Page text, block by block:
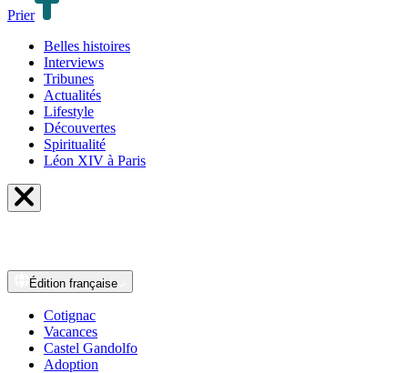
Prier
Belles histoires
Interviews
Tribunes
Actualités
Lifestyle
Découvertes
Spiritualité
Léon XIV à Paris
Édition française
Cotignac
Vacances
Castel Gandolfo
Adoption